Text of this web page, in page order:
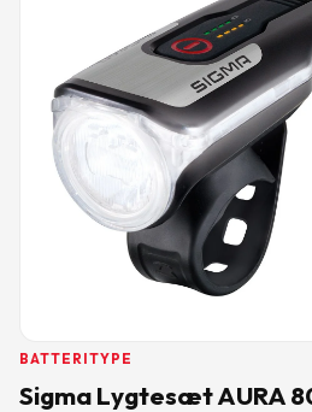
BATTERITYPE
Sigma Lygtesæt AURA